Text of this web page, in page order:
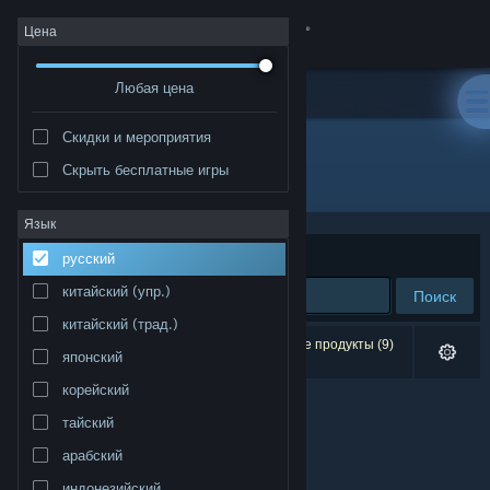
Войти
Сообщество
Информация
Поддержка
Изменить язык
Полная версия
Цена
Любая цена
Скидки и мероприятия
Скрыть бесплатные игры
Язык
русский
китайский (упр.)
китайский (трад.)
японский
корейский
тайский
арабский
Издатель: Project Ensō
Сортировать по
Поиск
Результатов по вашему запросу: 0. Некоторые продукты (9)
скрыты согласно вашим настройкам.